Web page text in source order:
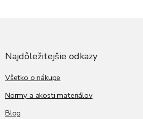
Najdôležitejšie odkazy
Všetko o nákupe
Normy a akosti materiálov
Blog